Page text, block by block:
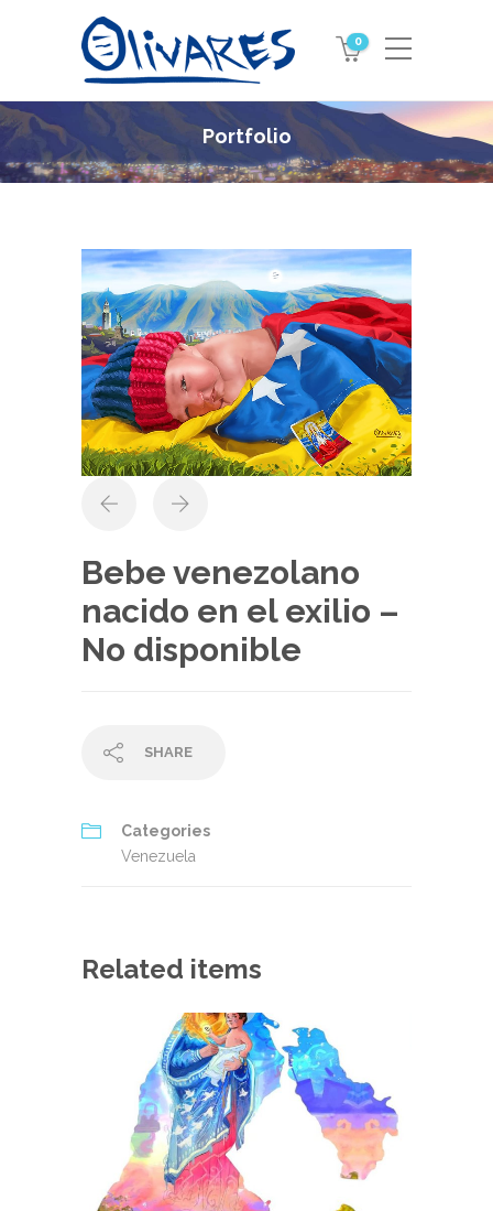
0
Portfolio
Bebe venezolano
nacido en el exilio –
No disponible
SHARE
Categories
Venezuela
Related items